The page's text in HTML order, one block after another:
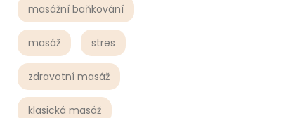
masážní baňkování
masáž stres
zdravotní masáž
klasická masáž